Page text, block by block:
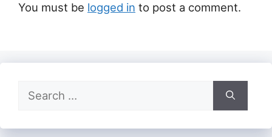
You must be logged in to post a comment.
Search
for: